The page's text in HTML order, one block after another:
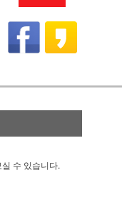
수 있습니다.